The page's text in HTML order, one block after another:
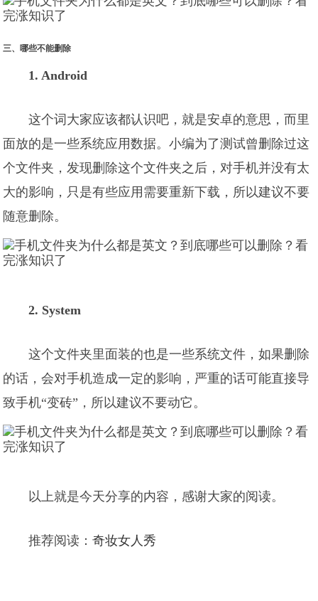
三、哪些不能删除
1. Android
这个词大家应该都认识吧，就是安卓的意思，而里
面放的是一些系统应用数据。小编为了测试曾删除过这
个文件夹，发现删除这个文件夹之后，对手机并没有太
大的影响，只是有些应用需要重新下载，所以建议不要
随意删除。
2. System
这个文件夹里面装的也是一些系统文件，如果删除
的话，会对手机造成一定的影响，严重的话可能直接导
致手机“变砖”，所以建议不要动它。
以上就是今天分享的内容，感谢大家的阅读。
推荐阅读：奇妆女人秀